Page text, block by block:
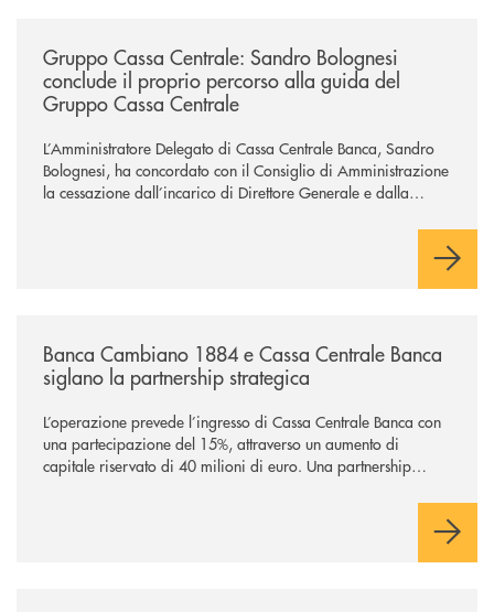
Gruppo Cassa Centrale: Sandro Bolognesi
conclude il proprio percorso alla guida del
Gruppo Cassa Centrale
L’Amministratore Delegato di Cassa Centrale Banca, Sandro
Bolognesi, ha concordato con il Consiglio di Amministrazione
la cessazione dall’incarico di Direttore Generale e dalla
Il Gruppo, sotto la guida dell’Amministratore Delegato, e con
Banca Cambiano 1884 e Cassa Centrale Banca
siglano la partnership strategica
L’operazione prevede l’ingresso di Cassa Centrale Banca con
una partecipazione del 15%, attraverso un aumento di
capitale riservato di 40 milioni di euro. Una partnership
comuni e sulla prossimità ai territori, per ampliare l’offerta e